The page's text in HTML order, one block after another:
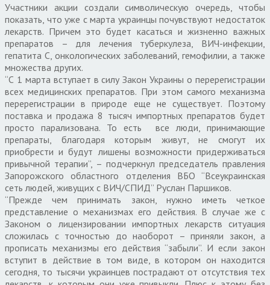
Участники акции создали символическую очередь, чтобы
показать, что уже с марта украинцы почувствуют недостаток
лекарств. Причем это будет касаться и жизненно важных
препаратов – для лечения туберкулеза, ВИЧ-инфекции,
гепатита С, онкологических заболеваний, гемофилии, а также
множества других.
“С 1 марта вступает в силу Закон Украины о перерегистрации
всех медицинских препаратов. При этом самого механизма
перерегистрации в природе еще не существует. Поэтому
поставка и продажа 8 тысяч импортных препаратов будет
просто парализована. То есть все люди, принимающие
препараты, благодаря которым живут, не смогут их
приобрести и будут лишены возможности придерживаться
привычной терапии”, – подчеркнул председатель правления
Запорожского областного отделения ВБО “Всеукраинская
сеть людей, живущих с ВИЧ/СПИД” Руслан Паршиков.
“Прежде чем принимать закон, нужно иметь четкое
представление о механизмах его действия. В случае же с
Законом о лицензировании импортных лекарств ситуация
сложилась с точностью до наоборот – приняли закон, а
прописать механизмы его действия “забыли”. И если закон
вступит в действие в том виде, в котором он находится
сегодня, то тысячи украинцев пострадают от отсутствия тех